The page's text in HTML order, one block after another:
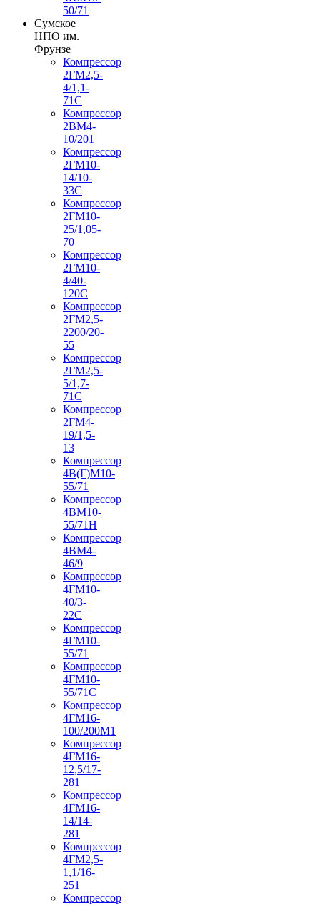
50/71
Сумское
НПО им.
Фрунзе
Компрессор
2ГМ2,5-
4/1,1-
71С
Компрессор
2ВМ4-
10/201
Компрессор
2ГМ10-
14/10-
33С
Компрессор
2ГМ10-
25/1,05-
70
Компрессор
2ГМ10-
4/40-
120С
Компрессор
2ГМ2,5-
2200/20-
55
Компрессор
2ГМ2,5-
5/1,7-
71С
Компрессор
2ГМ4-
19/1,5-
13
Компрессор
4В(Г)М10-
55/71
Компрессор
4ВМ10-
55/71Н
Компрессор
4ВМ4-
46/9
Компрессор
4ГМ10-
40/3-
22С
Компрессор
4ГМ10-
55/71
Компрессор
4ГМ10-
55/71С
Компрессор
4ГМ16-
100/200М1
Компрессор
4ГМ16-
12,5/17-
281
Компрессор
4ГМ16-
14/14-
281
Компрессор
4ГМ2,5-
1,1/16-
251
Компрессор